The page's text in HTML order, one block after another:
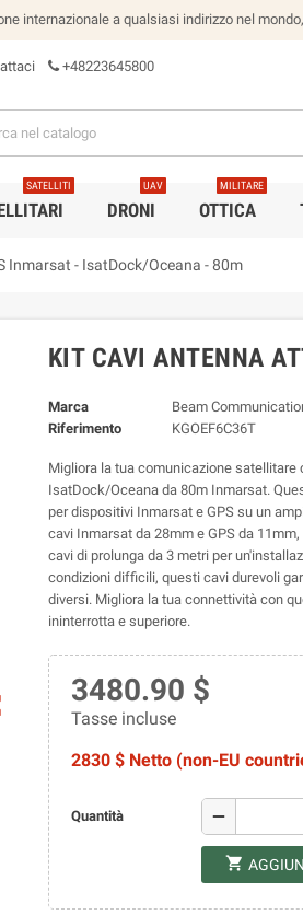
internazionale a qualsiasi indirizzo nel
+48223645800
SATELLITI
DRONI
UAV
OTTICA
MILITARE
Inmarsat - IsatDock/Oceana - 80m
KIT CAVI ANTENNA
Marca
Beam
Riferimento
KGOEF6C36T
Migliora la tua comunicazione satellitare
IsatDock/Oceana da 80m Inmarsat.
per dispositivi Inmarsat e GPS su un
cavi Inmarsat da 28mm e GPS da
cavi di prolunga da 3 metri per
condizioni difficili, questi cavi durevoli
diversi. Migliora la tua connettività con
ininterrotta e superiore.
3480.90 $
Tasse incluse
2830 $ Netto (non-EU
Quantità remove
shopping_cart